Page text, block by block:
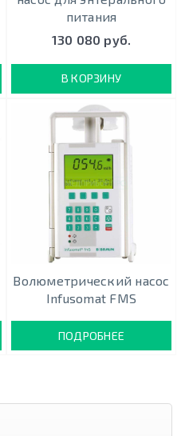
питания
130 080 руб.
В КОРЗИНУ
Волюметрический насос
Infusomat FMS
ПОДРОБНЕЕ